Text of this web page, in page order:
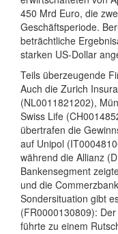
450 Mrd Euro, die
Geschäftsperiode.
beträchtliche
starken US-Dollar
Teils überzeugende
Auch die Zurich
(NL0011821202),
Swiss Life
übertrafen die
auf Unipol
während die Allianz
Bankensegment
und die
Sondersituation gibt
(FR0000130809):
führte zu einem